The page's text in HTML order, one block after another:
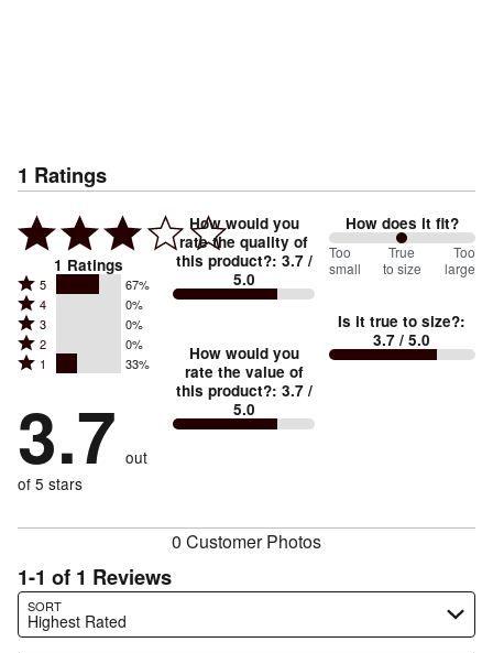
1 Ratings
1 Ratings
Rated
5
stars
by
of
reviewers
5 67%
Rated
4
stars
by
of
reviewers
4 0%
Rated
3
stars
0%
of
reviewers
3 0%
Rated
2
by
0%
of
reviewers
2 0%
Rated
stars
by
33%
of
1 33%
3.7 out
of 5 stars
How would you
rate the quality of
this product?: 3.7/
5.0
How would you
rate the value of
this product?: 3.7/
5.0
How does it fit?
100
between
small
and
Too
small
True
to size
Too
large
Is it true to size?:
3.7 / 5.0
0 Customer Photos
1-1 of 1 Reviews
SORT
Highest Rated
Search reviews…